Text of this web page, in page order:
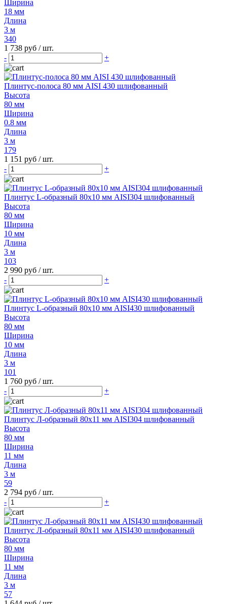
Ширина
18 мм
Длина
3 м
340
1 738 руб / шт.
-
+
Плинтус-полоса 80 мм AISI 430 шлифованный
Высота
80 мм
Ширина
0.8 мм
Длина
3 м
179
1 151 руб / шт.
-
+
Плинтус L-образный 80х10 мм AISI304 шлифованный
Высота
80 мм
Ширина
10 мм
Длина
3 м
103
2 990 руб / шт.
-
+
Плинтус L-образный 80х10 мм AISI430 шлифованный
Высота
80 мм
Ширина
10 мм
Длина
3 м
101
1 760 руб / шт.
-
+
Плинтус Л-образный 80х11 мм AISI304 шлифованный
Высота
80 мм
Ширина
11 мм
Длина
3 м
59
2 794 руб / шт.
-
+
Плинтус Л-образный 80х11 мм AISI430 шлифованный
Высота
80 мм
Ширина
11 мм
Длина
3 м
57